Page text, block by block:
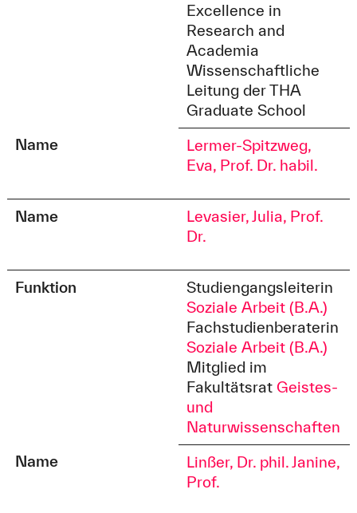
Excellence in
Research and
Academia
Wissenschaftliche
Leitung der THA
Graduate School
Name
Lermer-Spitzweg,
Eva, Prof. Dr. habil.
Name
Levasier, Julia, Prof.
Dr.
Funktion
Studiengangsleiterin
Soziale Arbeit (B.A.)
Fachstudienberaterin
Soziale Arbeit (B.A.)
Mitglied im
Fakultätsrat Geistes-
und
Naturwissenschaften
Name
Linßer, Dr. phil. Janine,
Prof.